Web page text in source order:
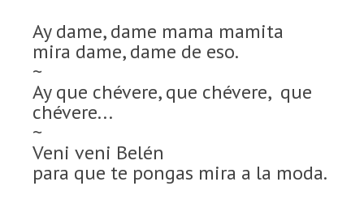
Ay dame, dame mama mamita
mira dame, dame de eso.
~
Ay que chévere, que chévere, que
chévere...
~
Veni veni Belén
para que te pongas mira a la moda.